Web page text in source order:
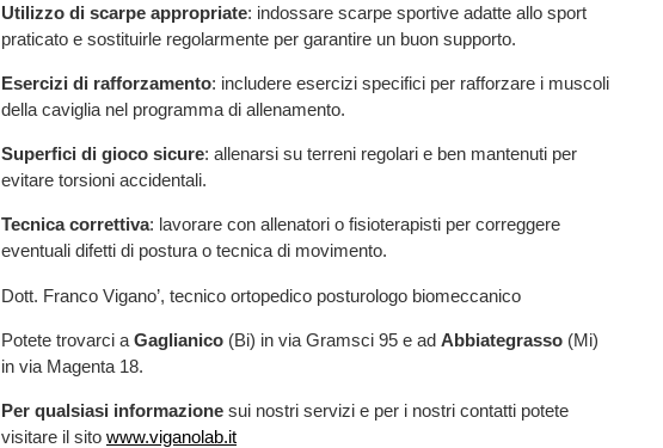
Utilizzo di scarpe appropriate: indossare scarpe sportive adatte allo sport
praticato e sostituirle regolarmente per garantire un buon supporto.
Esercizi di rafforzamento: includere esercizi specifici per rafforzare i muscoli
della caviglia nel programma di allenamento.
Superfici di gioco sicure: allenarsi su terreni regolari e ben mantenuti per
evitare torsioni accidentali.
Tecnica correttiva: lavorare con allenatori o fisioterapisti per correggere
eventuali difetti di postura o tecnica di movimento.
Dott. Franco Vigano’, tecnico ortopedico posturologo biomeccanico
Potete trovarci a Gaglianico (Bi) in via Gramsci 95 e ad Abbiategrasso (Mi)
in via Magenta 18.
Per qualsiasi informazione sui nostri servizi e per i nostri contatti potete
visitare il sito www.viganolab.it